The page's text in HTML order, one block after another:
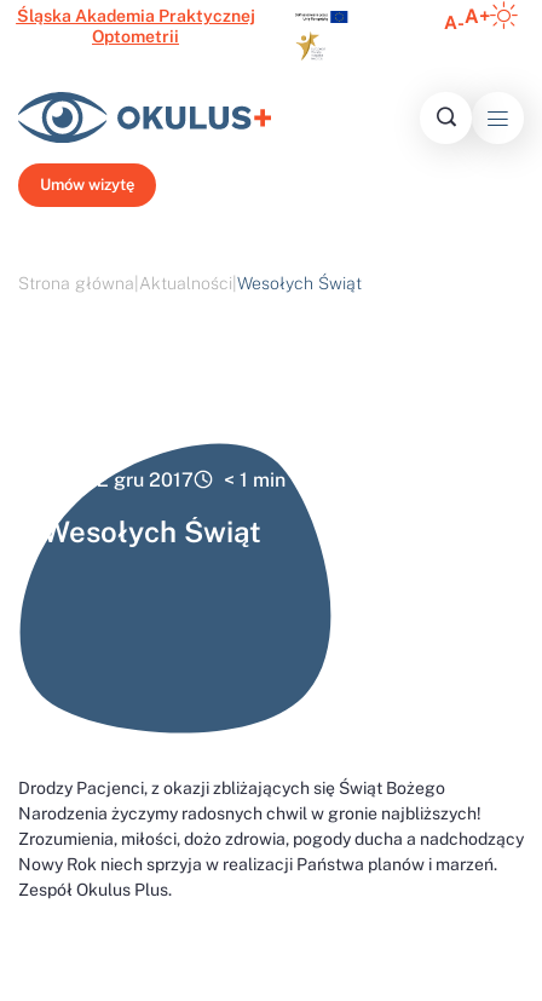
Śląska Akademia Praktycznej
Optometrii
A-A+
Umów wizytę
Strona główna Aktualności Wesołych Świąt
22 gru 2017 < 1 min
Wesołych Świąt
Drodzy Pacjenci, z okazji zbliżających się Świąt Bożego
Narodzenia życzymy radosnych chwil w gronie najbliższych!
Zrozumienia, miłości, dożo zdrowia, pogody ducha a nadchodzący
Nowy Rok niech sprzyja w realizacji Państwa planów i marzeń.
Zespół Okulus Plus.